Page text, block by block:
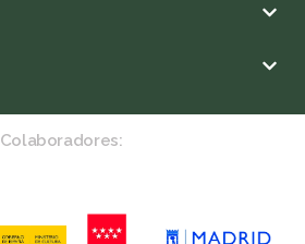
Colaboradores: